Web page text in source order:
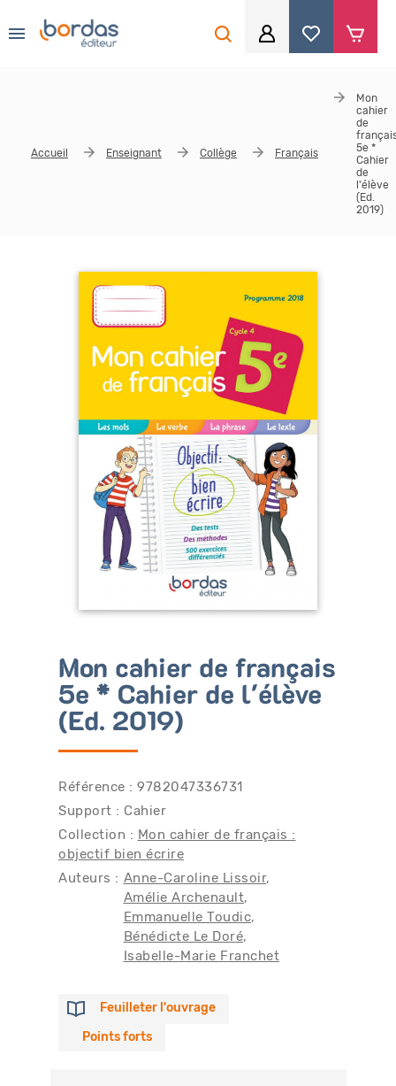
Mot de passe ou identifiant oublié
Bénéficiez de tarifs préférentiels
Téléchargez des ressources gratuites
Recevez des informations sur nos nouveautés
Accueil Enseignant Collège Français
Mon
cahier
de
5e *
Cahier
de
l'élève
(Ed.
2019)
Mon cahier de français
5e * Cahier de l'élève
(Ed. 2019)
Référence : 9782047336731
Support : Cahier
Collection : Mon cahier de français :
objectif bien écrire
Auteurs : Anne-Caroline Lissoir
Amélie Archenault
Emmanuelle Toudic
Bénédicte Le Doré
Isabelle-Marie Franchet
Feuilleter l'ouvrage
Points forts